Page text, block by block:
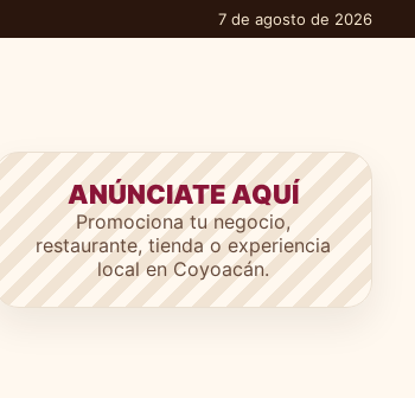
7 de agosto de 2026
ANÚNCIATE AQUÍ
Promociona tu negocio,
restaurante, tienda o experiencia
local en Coyoacán.